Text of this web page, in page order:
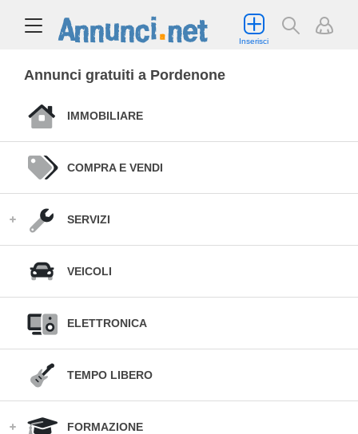
Inserisci
Annunci gratuiti a Pordenone
IMMOBILIARE
COMPRA E VENDI
SERVIZI
VEICOLI
ELETTRONICA
TEMPO LIBERO
FORMAZIONE